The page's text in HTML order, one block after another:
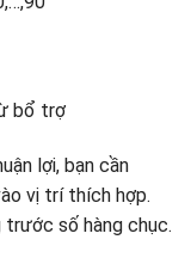
bổ trợ
lợi, bạn cần
vị trí thích hợp.
số hàng chục.